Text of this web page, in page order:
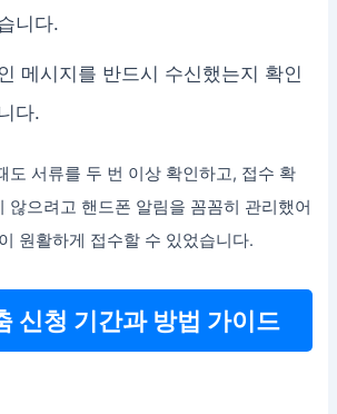
니다.
메시지를 반드시 수신했는지 확인
다.
도 서류를 두 번 이상 확인하고, 접수 확
않으려고 핸드폰 알림을 꼼꼼히 관리했어
원활하게 접수할 수 있었습니다.
신청 기간과 방법 가이드